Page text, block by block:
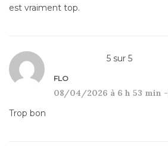
est vraiment top.
5 sur 5
FLO
08/04/2026 à 6 h 53 min -
Trop bon